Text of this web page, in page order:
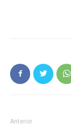
Anterior